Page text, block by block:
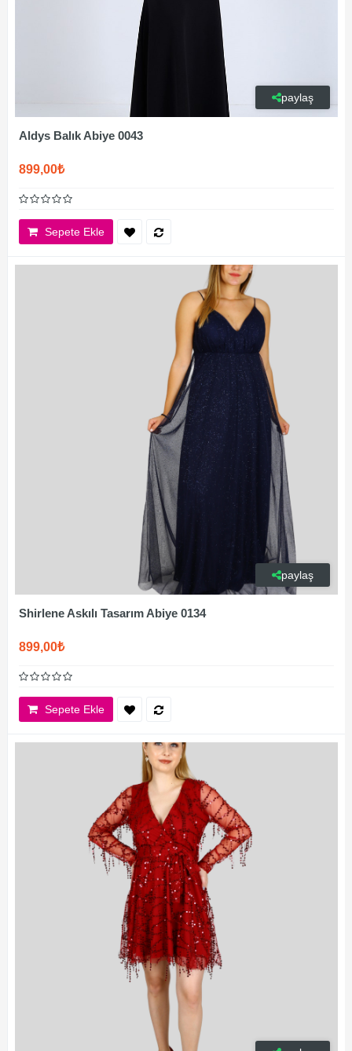
paylaş
Aldys Balık Abiye 0043
899,00₺
Sepete Ekle
paylaş
Shirlene Askılı Tasarım Abiye 0134
899,00₺
Sepete Ekle